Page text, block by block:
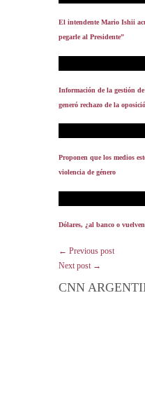
El intendente Mario Ishii
pegarle al Presidente”
Información de la gestión
generó rechazo de la
Proponen que los medios
violencia de género
Dólares, ¿al banco o
← Previous post
Next post →
CNN